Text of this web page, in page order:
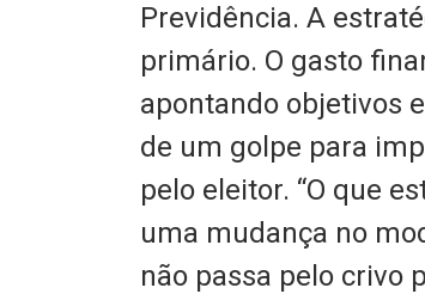
Previdência. A
primário. O gasto
apontando objetivos
de um golpe para
pelo eleitor. “O que
uma mudança no
não passa pelo crivo